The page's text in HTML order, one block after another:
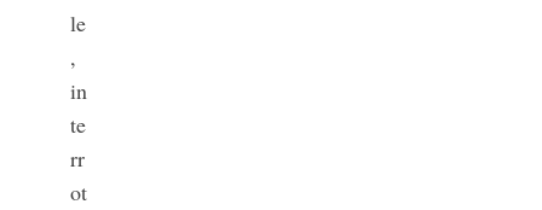
le
,
in
te
rr
ot